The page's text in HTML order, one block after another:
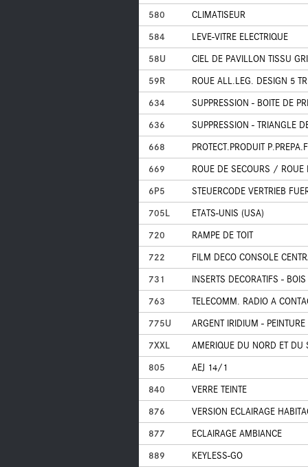
580
CLIMATISEUR
584
LEVE-VITRE ELECTRIQUE
58U
CIEL DE PAVILLON TISSU
59R
ROUE ALL.LEG. DESIGN 5
634
SUPPRESSION - BOITE DE
636
SUPPRESSION - TRIANGLE
668
PROTECT.PRODUIT
669
ROUE DE SECOURS / ROUE
6P5
STEUERCODE VERTRIEB
705L
ETATS-UNIS (USA)
720
RAMPE DE TOIT
722
FILM DECO CONSOLE
731
INSERTS DECORATIFS -
763
TELECOMM. RADIO A
775U
ARGENT IRIDIUM -
7XXL
AMERIQUE DU NORD ET DU
805
AEJ 14/1
840
VERRE TEINTE
876
VERSION ECLAIRAGE
877
ECLAIRAGE AMBIANCE
889
KEYLESS-GO